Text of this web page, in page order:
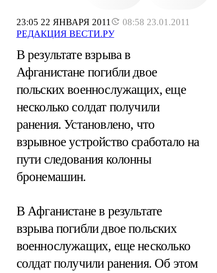
23:05 22 ЯНВАРЯ 2011
08:58 23.01.2011
РЕДАКЦИЯ ВЕСТИ.РУ
В результате взрыва в
Афганистане погибли двое
польских военнослужащих, еще
несколько солдат получили
ранения. Установлено, что
взрывное устройство сработало на
пути следования колонны
бронемашин.
В Афганистане в результате
взрыва погибли двое польских
военнослужащих, еще несколько
солдат получили ранения. Об этом